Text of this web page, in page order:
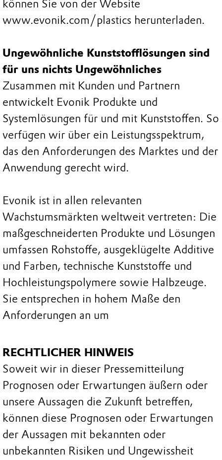
können Sie von der Website
www.evonik.com/plastics herunterladen.
Ungewöhnliche Kunststofflösungen sind
für uns nichts Ungewöhnliches
Zusammen mit Kunden und Partnern
entwickelt Evonik Produkte und
Systemlösungen für und mit Kunststoffen. So
verfügen wir über ein Leistungsspektrum,
das den Anforderungen des Marktes und der
Anwendung gerecht wird.
Evonik ist in allen relevanten
Wachstumsmärkten weltweit vertreten: Die
maßgeschneiderten Produkte und Lösungen
umfassen Rohstoffe, ausgeklügelte Additive
und Farben, technische Kunststoffe und
Hochleistungspolymere sowie Halbzeuge.
Sie entsprechen in hohem Maße den
Anforderungen an um
RECHTLICHER HINWEIS
Soweit wir in dieser Pressemitteilung
Prognosen oder Erwartungen äußern oder
unsere Aussagen die Zukunft betreffen,
können diese Prognosen oder Erwartungen
der Aussagen mit bekannten oder
unbekannten Risiken und Ungewissheit